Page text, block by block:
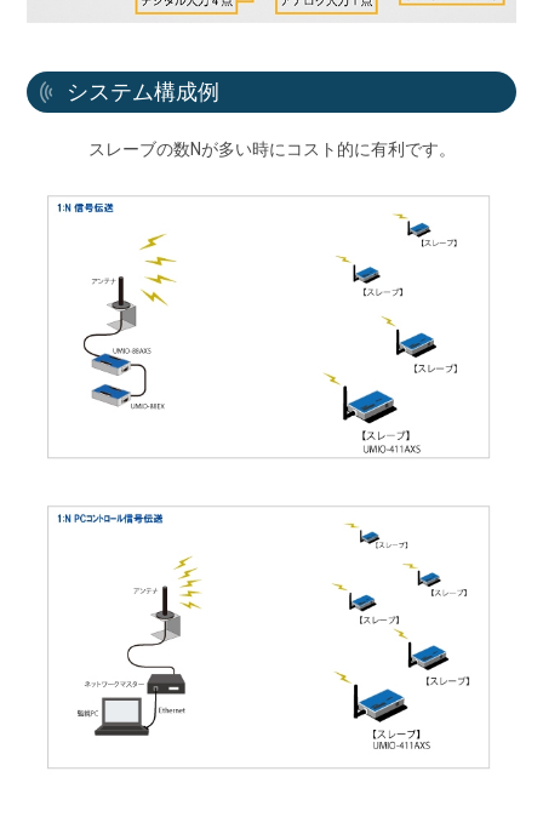
システム構成例
スレーブの数Nが多い時にコスト的に有利です。